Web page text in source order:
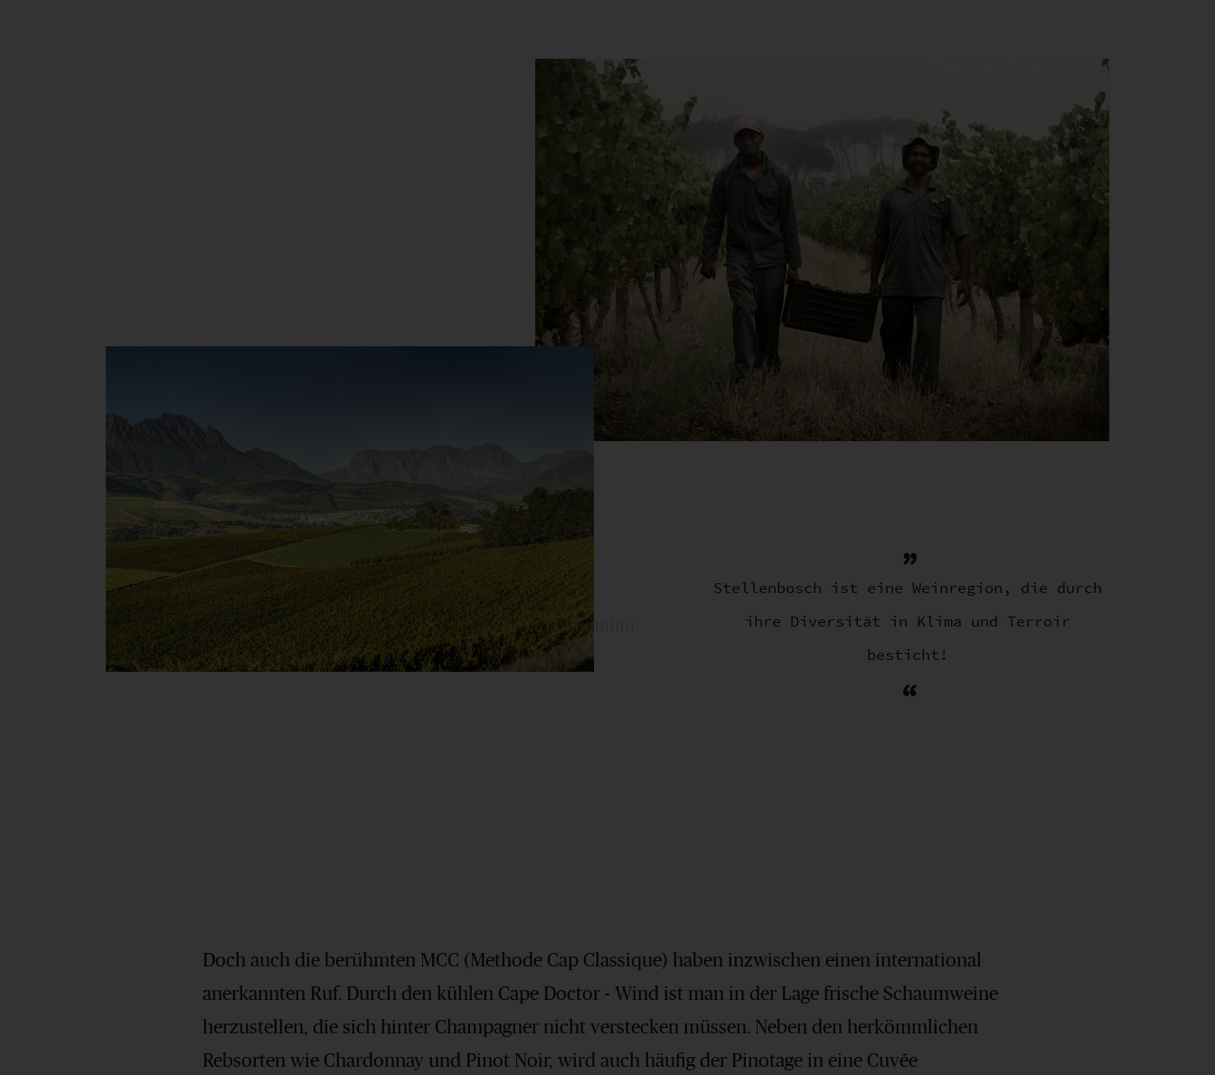
Stellenbosch ist eine Weinregion, die durch
ihre Diversität in Klima und Terroir
besticht!
Doch auch die berühmten MCC (Methode Cap Classique) haben inzwischen einen international
anerkannten Ruf. Durch den kühlen Cape Doctor - Wind ist man in der Lage frische Schaumweine
herzustellen, die sich hinter Champagner nicht verstecken müssen. Neben den herkömmlichen
Rebsorten wie Chardonnay und Pinot Noir, wird auch häufig der Pinotage in eine Cuvée